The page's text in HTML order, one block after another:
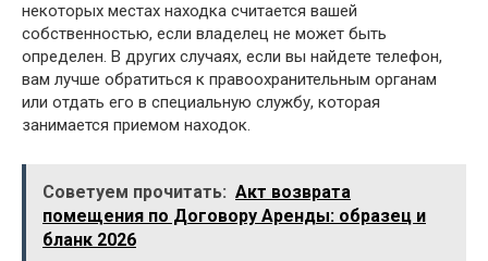
некоторых местах находка считается вашей
собственностью, если владелец не может быть
определен. В других случаях, если вы найдете телефон,
вам лучше обратиться к правоохранительным органам
или отдать его в специальную службу, которая
занимается приемом находок.
Советуем прочитать: Акт возврата
помещения по Договору Аренды: образец и
бланк 2026